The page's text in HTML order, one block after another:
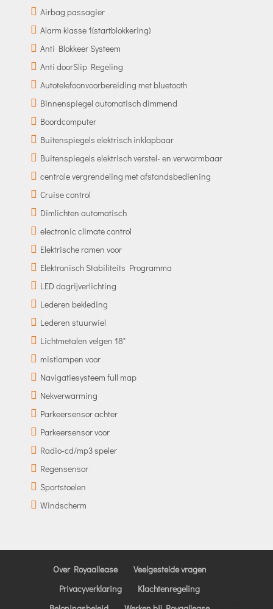
Airbag passagier
Alarm klasse 1(startblokkering)
Anti Blokkeer Systeem
Anti doorSlip Regeling
Autotelefoonvoorbereiding met bluetooth
Binnenspiegel automatisch dimmend
Boordcomputer
Buitenspiegels elektrisch inklapbaar
Buitenspiegels elektrisch verstel- en verwarmbaar
centrale vergrendeling met afstandsbediening
Cruise control
Dimlichten automatisch
electronic climate control
Elektrische ramen voor
Elektronisch Stabiliteits Programma
LED dagrijverlichting
Lederen bekleding
Lederen stuurwiel
Lichtmetalen velgen 18"
mistlampen voor
Navigatiesysteem full map
Nekverwarming
Parkeersensor achter
Parkeersensor voor
Radio-cd/mp3 speler
Regensensor
Sportstoelen
Windscherm
Over Royaallease
Veelgestelde vragen
Privacyverklaring
Klachtenregeling